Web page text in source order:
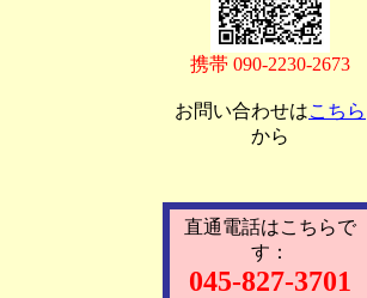
携帯 090-2230-2673
お問い合わせはこちら
から
直通電話はこちらで
す：
045-827-3701